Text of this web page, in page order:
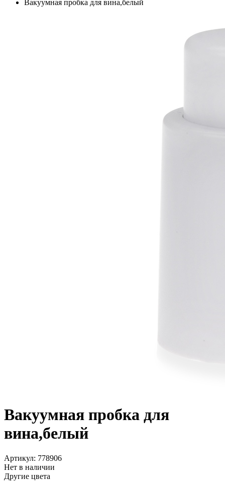
Вакуумная пробка для вина,белый
Вакуумная пробка для
вина,белый
Артикул: 778906
Нет в наличии
Другие цвета